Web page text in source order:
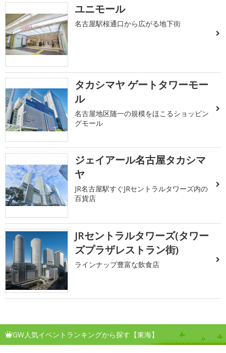
ユニモール
名古屋駅桜通口から広がる地下街
タカシマヤ ゲートタワーモー
ル
名古屋地区随一の規模をほこるショッピン
グモール
ジェイアール名古屋タカシマ
ヤ
JR名古屋駅すぐJRセントラルタワーズ内の
百貨店
JRセントラルタワーズ(タワー
ズプラザレストラン街)
ラインナップ豊富な飲食店
GW人気イベントランキングから探す【東海】